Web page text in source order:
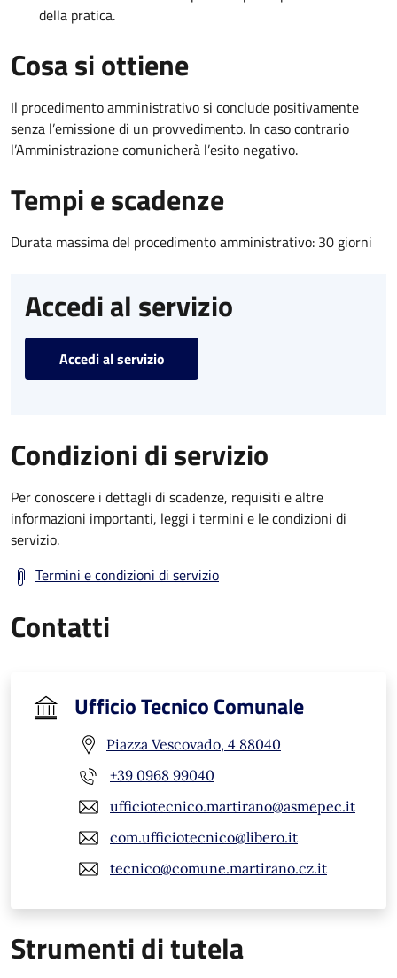
della pratica.
Cosa si ottiene
Il procedimento amministrativo si conclude positivamente
senza l’emissione di un provvedimento. In caso contrario
l’Amministrazione comunicherà l’esito negativo.
Tempi e scadenze
Durata massima del procedimento amministrativo: 30 giorni
Accedi al servizio
Accedi al servizio
Condizioni di servizio
Per conoscere i dettagli di scadenze, requisiti e altre
informazioni importanti, leggi i termini e le condizioni di
servizio.
Termini e condizioni di servizio
Contatti
Ufficio Tecnico Comunale
Piazza Vescovado, 4 88040
+39 0968 99040
ufficiotecnico.martirano@asmepec.it
com.ufficiotecnico@libero.it
tecnico@comune.martirano.cz.it
Strumenti di tutela